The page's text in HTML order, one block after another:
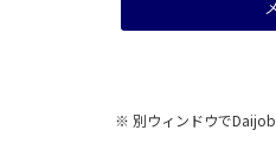
※ 別ウィンドウで